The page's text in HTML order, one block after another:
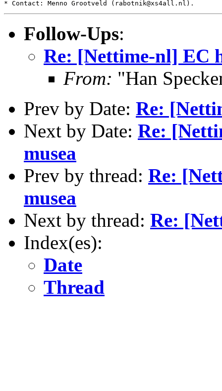
Follow-Ups:
Re: [Nettime-nl] EC
From: "Han
Prev by Date: Re:
Next by Date: Re:
musea
Prev by thread: Re:
musea
Next by thread: Re:
Index(es):
Date
Thread